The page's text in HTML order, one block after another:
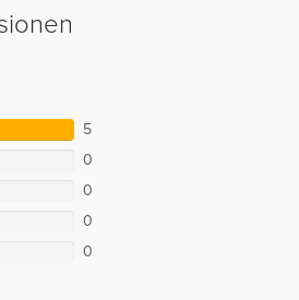
5
0
0
0
0